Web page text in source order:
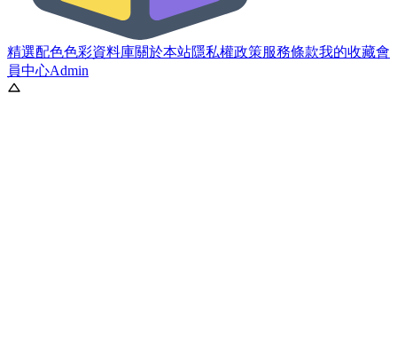
精選配色色彩資料庫關於本站隱私權政策服務條款我的收藏會
員中心Admin